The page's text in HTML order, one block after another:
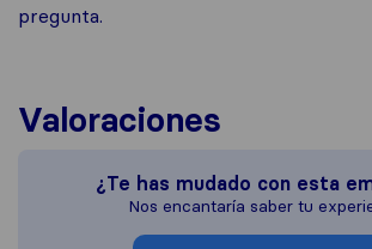
pregunta.
Valoraciones
¿Te has mudado con esta
Nos encantaría saber tu